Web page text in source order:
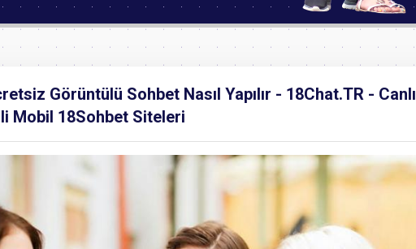
Görüntülü Sohbet Nasıl Yapılır - 18Chat.TR - Canlı
Mobil 18Sohbet Siteleri